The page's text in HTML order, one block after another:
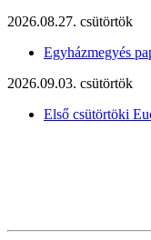
2026.08.27. csütörtök
Egyházmegyés
2026.09.03. csütörtök
Első csütörtöki